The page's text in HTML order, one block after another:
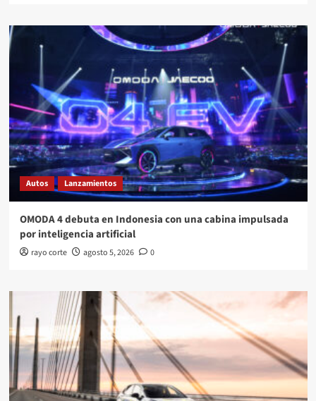
Autos Lanzamientos
OMODA 4 debuta en Indonesia con una cabina impulsada
por inteligencia artificial
rayo corte agosto 5, 2026 0